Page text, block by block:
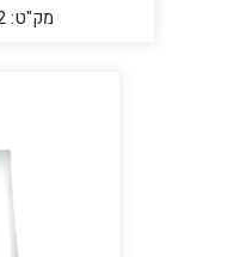
מק"ט: 40605862